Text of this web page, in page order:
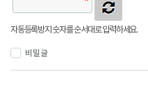
자동등록방지 숫자를 순서대로 입력하세요.
비밀글